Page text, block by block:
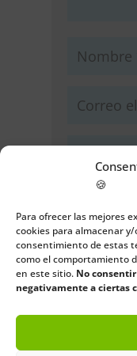
🍪
Para ofrecer las mejores
cookies para almacenar
consentimiento de estas
como el comportamiento
en este sitio. No
negativamente a ciertas
Guarda
electrónico
para la